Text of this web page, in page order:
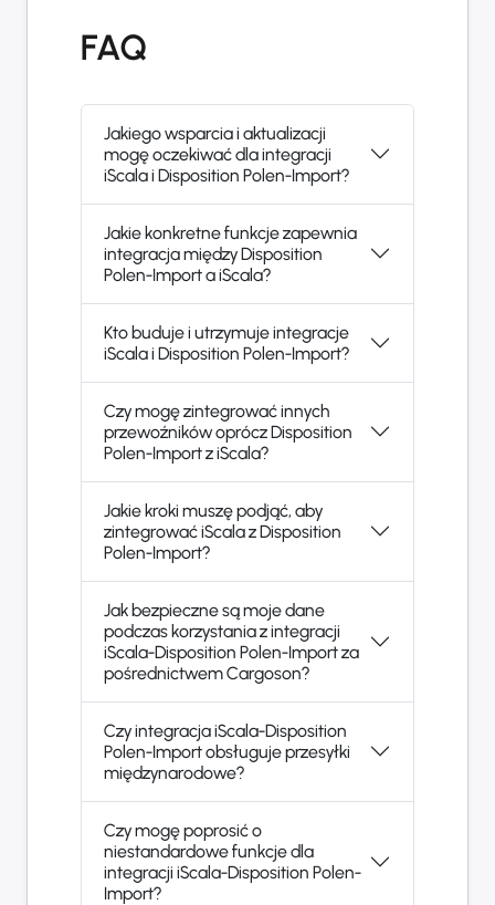
FAQ
Jakiego wsparcia i aktualizacji
mogę oczekiwać dla integracji
iScala i Disposition Polen-Import?
Jakie konkretne funkcje zapewnia
integracja między Disposition
Polen-Import a iScala?
Kto buduje i utrzymuje integracje
iScala i Disposition Polen-Import?
Czy mogę zintegrować innych
przewoźników oprócz Disposition
Polen-Import z iScala?
Jakie kroki muszę podjąć, aby
zintegrować iScala z Disposition
Polen-Import?
Jak bezpieczne są moje dane
podczas korzystania z integracji
iScala-Disposition Polen-Import za
pośrednictwem Cargoson?
Czy integracja iScala-Disposition
Polen-Import obsługuje przesyłki
międzynarodowe?
Czy mogę poprosić o
niestandardowe funkcje dla
integracji iScala-Disposition Polen-
Import?